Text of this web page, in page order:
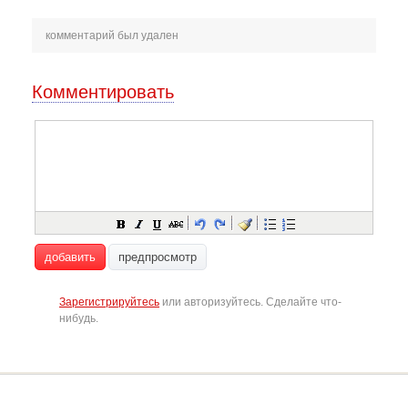
комментарий был удален
Комментировать
добавить предпросмотр
Зарегистрируйтесь или авторизуйтесь. Сделайте что-
нибудь.